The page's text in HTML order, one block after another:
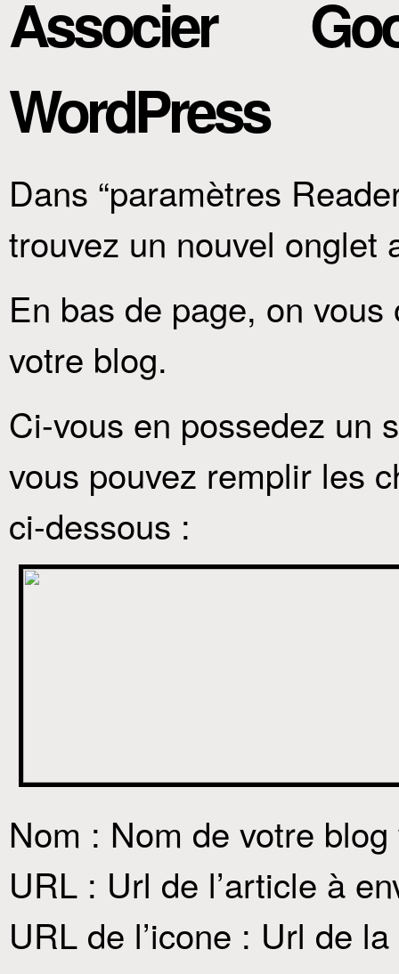
Associer
WordPress
Dans “paramètres
trouvez un nouvel onglet
En bas de page, on vous
votre blog.
Ci-vous en possedez un
vous pouvez remplir les
ci-dessous :
Nom : Nom de votre
URL : Url de l’article à
URL de l’icone : Url de